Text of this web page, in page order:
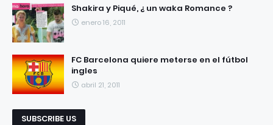
Shakira y Piqué, ¿ un waka Romance ?
enero 16, 2011
FC Barcelona quiere meterse en el fútbol
ingles
abril 21, 2011
SUBSCRIBE US